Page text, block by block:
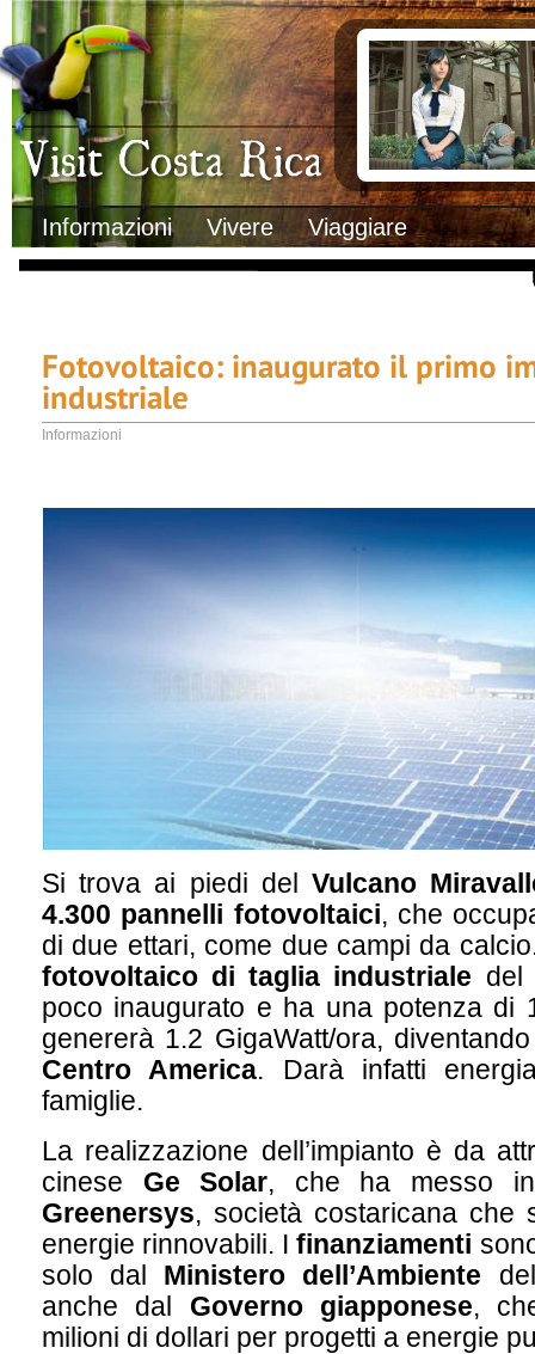
Visit Costa Rica
Informazioni Vivere Viaggiare
Clima
Geografia
Informazioni Geografiche
Letteratura e cultura
Gastronomia
Lo sapevi che
Musica
Natura
Storia
Trasporti Interni
Documenti
Italiani in Costa
L’ambasciata
Opportunità
Fotovoltaico: inaugurato il primo
industriale
Informazioni
Si trova ai piedi del Vulcano
4.300 pannelli fotovoltaici, che
di due ettari, come due campi da
fotovoltaico di taglia industriale del
poco inaugurato e ha una potenza di
genererà 1.2 GigaWatt/ora, diventando
Centro America. Darà infatti
famiglie.
La realizzazione dell’impianto è da
cinese Ge Solar, che ha messo
Greenersys, società costaricana che
energie rinnovabili. Ifinanziamenti
solo dal Ministero dell’Ambiente
anche dal Governo giapponese,
milioni di dollari per progetti a energie